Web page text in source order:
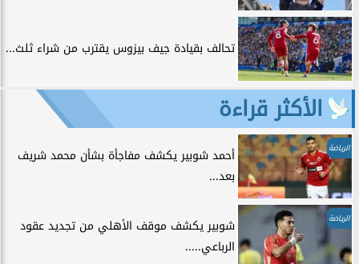
تحالف بقيادة جيف بيزوس يقترب من شراء ثلث...
الأكثر قراءة
الرياضة
أحمد شوبير يكشف مفاجأة بشأن محمد شريف
بعد...
الرياضة
شوبير يكشف موقف الأهلي من تجديد عقود
الرباعي.....